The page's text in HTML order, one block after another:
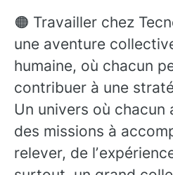
🟠 Travailler chez
une aventure
humaine, où chacun
contribuer à une
Un univers où chacun
des missions à
relever, de